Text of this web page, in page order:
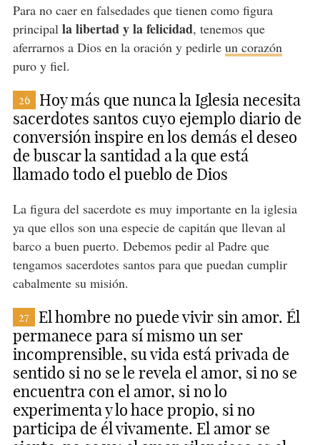
Para no caer en falsedades que tienen como figura
principal la libertad y la felicidad, tenemos que
aferrarnos a Dios en la oración y pedirle un corazón
puro y fiel.
26
Hoy más que nunca la Iglesia necesita
sacerdotes santos cuyo ejemplo diario de
conversión inspire en los demás el deseo
de buscar la santidad a la que está
llamado todo el pueblo de Dios
La figura del sacerdote es muy importante en la iglesia
ya que ellos son una especie de capitán que llevan al
barco a buen puerto. Debemos pedir al Padre que
tengamos sacerdotes santos para que puedan cumplir
cabalmente su misión.
27
El hombre no puede vivir sin amor. Él
permanece para sí mismo un ser
incomprensible, su vida está privada de
sentido si no se le revela el amor, si no se
encuentra con el amor, si no lo
experimenta y lo hace propio, si no
participa de él vivamente. El amor se